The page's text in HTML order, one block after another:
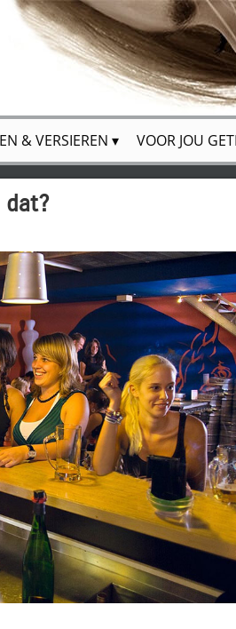
& VERSIEREN VOOR JOU
dat?